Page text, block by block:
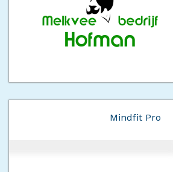
Mindfit Pro